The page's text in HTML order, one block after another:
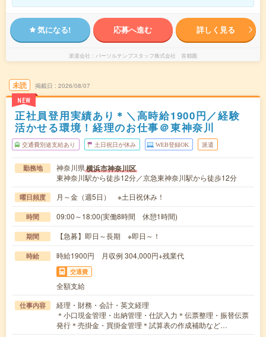
気になる! 応募へ進む 詳しく見る
派遣会社 パーソルテンプスタッフ株式会社 首都圏
未読
NEW
掲載日 2026/08/07
正社員登用実績あり＊＼高時給1900円／経験
活かせる環境！経理のお仕事＠東神奈川
交通費別途支給あり 土日祝日が休み WEB登録OK 派遣
勤務地 神奈川県横浜市神奈川区
東神奈川駅から徒歩12分／京急東神奈川駅から徒歩12分
曜日頻度 月～金（週5日） ※土日祝休み！
時間 09:00～18:00(実働8時間 休憩1時間)
期間 【急募】即日～長期 ※即日～！
時給 時給1900円 月収例 304,000円+残業代
交通費
全額支給
仕事内容
経理・財務・会計・英文経理
＊小口現金管理・出納管理・仕訳入力＊伝票整理・振替伝票
発行＊売掛金・買掛金管理＊試算表の作成補助など…